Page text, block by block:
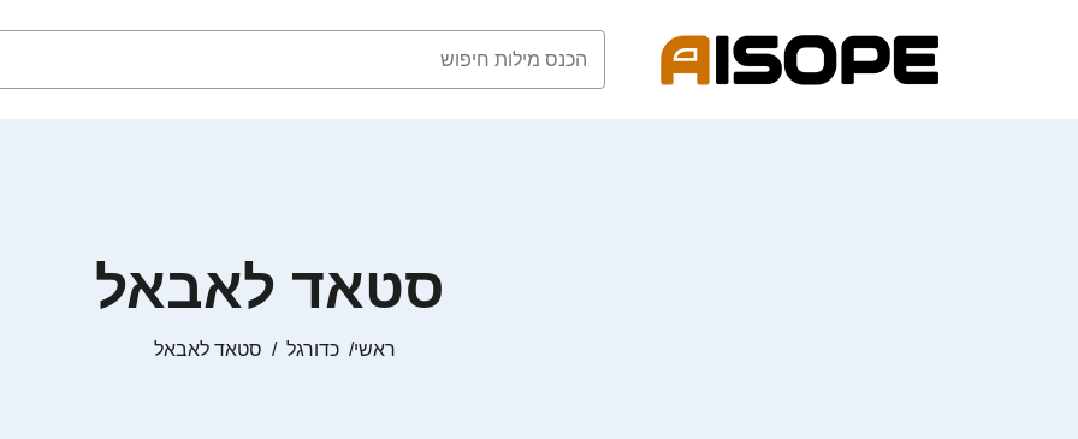
סטאד לאבאל
ראשי כדורגל סטאד לאבאל